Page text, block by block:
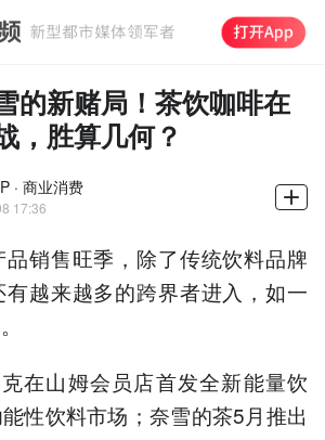
的新赌局！茶饮咖啡在
，胜算几何？
· 商业消费
17:36
销售旺季，除了传统饮料品牌
越来越多的跨界者进入，如一
在山姆会员店首发全新能量饮
性饮料市场；奈雪的茶5月推出